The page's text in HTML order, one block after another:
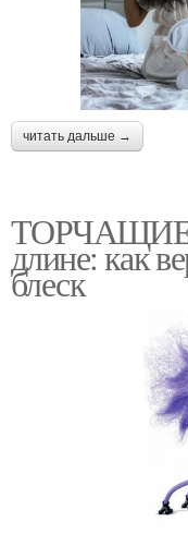
читать дальше →
ТОРЧАЩИЕ
длине: как
блеск